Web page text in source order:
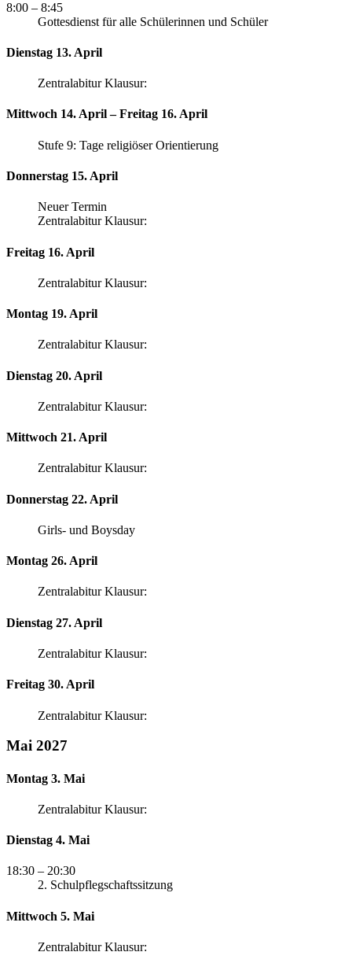
8:00 – 8:45
Gottesdienst für alle Schülerinnen und Schüler
Dienstag 13. April
Zentralabitur Klausur:
Mittwoch 14. April – Freitag 16. April
Stufe 9: Tage religiöser Orientierung
Donnerstag 15. April
Neuer Termin
Zentralabitur Klausur:
Freitag 16. April
Zentralabitur Klausur:
Montag 19. April
Zentralabitur Klausur:
Dienstag 20. April
Zentralabitur Klausur:
Mittwoch 21. April
Zentralabitur Klausur:
Donnerstag 22. April
Girls- und Boysday
Montag 26. April
Zentralabitur Klausur:
Dienstag 27. April
Zentralabitur Klausur:
Freitag 30. April
Zentralabitur Klausur:
Mai 2027
Montag 3. Mai
Zentralabitur Klausur:
Dienstag 4. Mai
18:30 – 20:30
2. Schulpflegschaftssitzung
Mittwoch 5. Mai
Zentralabitur Klausur: